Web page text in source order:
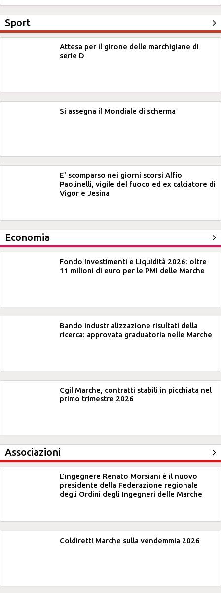
Sport
Attesa per il girone delle marchigiane di
serie D
Si assegna il Mondiale di scherma
E' scomparso nei giorni scorsi Alfio
Paolinelli, vigile del fuoco ed ex calciatore di
Vigor e Jesina
Economia
Fondo Investimenti e Liquidità 2026: oltre
11 milioni di euro per le PMI delle Marche
Bando industrializzazione risultati della
ricerca: approvata graduatoria nelle Marche
Cgil Marche, contratti stabili in picchiata nel
primo trimestre 2026
Associazioni
L'ingegnere Renato Morsiani è il nuovo
presidente della Federazione regionale
degli Ordini degli Ingegneri delle Marche
Coldiretti Marche sulla vendemmia 2026